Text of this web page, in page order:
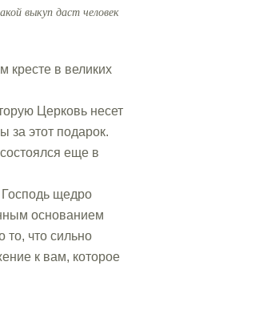
выкуп даст человек
кресте в великих
Церковь несет
за этот подарок.
еще в
Господь щедро
основанием
то, что сильно
к вам, которое